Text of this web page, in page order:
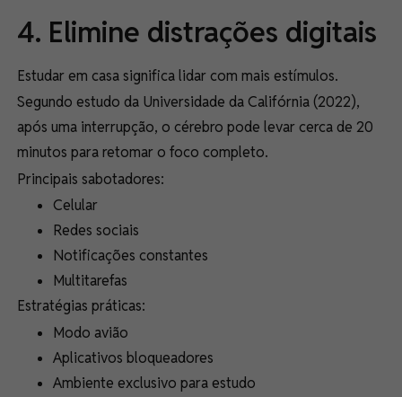
4. Elimine distrações digitais
Estudar em casa significa lidar com mais estímulos.
Segundo estudo da Universidade da Califórnia (2022),
após uma interrupção, o cérebro pode levar cerca de 20
minutos para retomar o foco completo.
Principais sabotadores:
Celular
Redes sociais
Notificações constantes
Multitarefas
Estratégias práticas:
Modo avião
Aplicativos bloqueadores
Ambiente exclusivo para estudo